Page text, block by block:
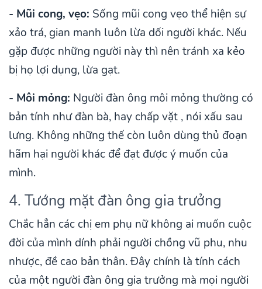
- Mũi cong, vẹo: Sống mũi cong vẹo thể hiện sự
xảo trá, gian manh luôn lừa dối người khác. Nếu
gặp được những người này thì nên tránh xa kẻo
bị họ lợi dụng, lừa gạt.
- Môi mỏng: Người đàn ông môi mỏng thường có
bản tính như đàn bà, hay chấp vặt , nói xấu sau
lưng. Không những thế còn luôn dùng thủ đoạn
hãm hại người khác để đạt được ý muốn của
mình.
4. Tướng mặt đàn ông gia trưởng
Chắc hẳn các chị em phụ nữ không ai muốn cuộc
đời của mình dính phải người chồng vũ phu, nhu
nhược, đề cao bản thân. Đây chính là tính cách
của một người đàn ông gia trưởng mà mọi người